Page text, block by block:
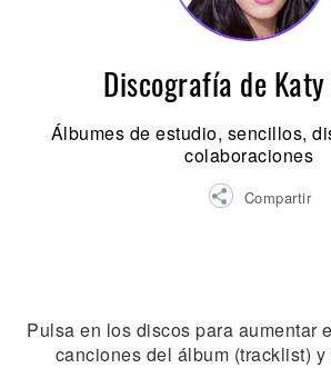
Discografía de
Álbumes de estudio, sencillos,
colaboraciones
Compartir
Pulsa en los discos para aumentar
canciones del álbum (tracklist)